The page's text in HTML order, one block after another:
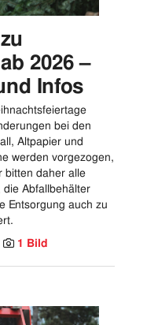
2026 –
Infos
bei den
Altpapier und
werden vorgezogen,
bitten daher alle
Abfallbehälter
Entsorgung auch zu
1 Bild